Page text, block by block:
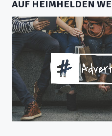
AUF HEIMHELDEN